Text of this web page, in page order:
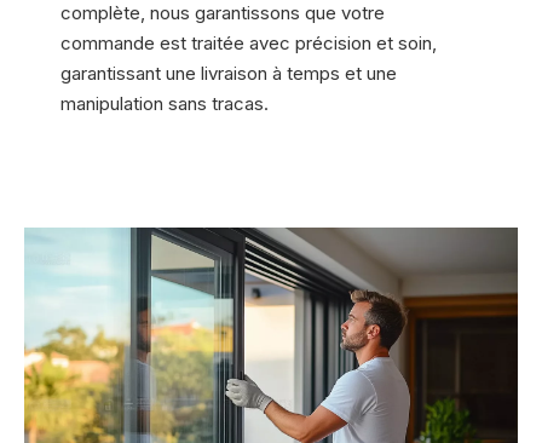
complète, nous garantissons que votre
commande est traitée avec précision et soin,
garantissant une livraison à temps et une
manipulation sans tracas.